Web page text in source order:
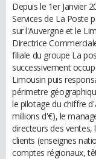
Depuis le 1er Janvier
Services de La Poste
sur l'Auvergne et le
Directrice
filiale du groupe La
successivement
Limousin puis
périmetre
le pilotage du chiffre
millions d'€), le
directeurs des ventes,
clients (enseignes
comptes régionaux,